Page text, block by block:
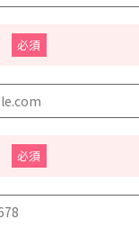
必須
必須